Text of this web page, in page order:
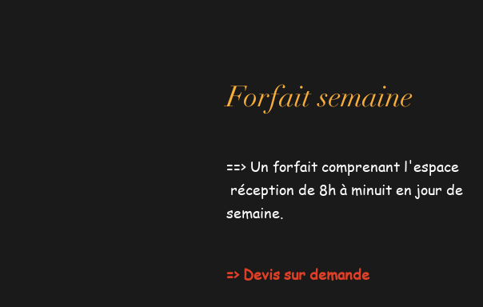
Forfait semaine
==> Un forfait comprenant l'espace
réception de 8h à minuit en jour de
semaine.
=> Devis sur demande